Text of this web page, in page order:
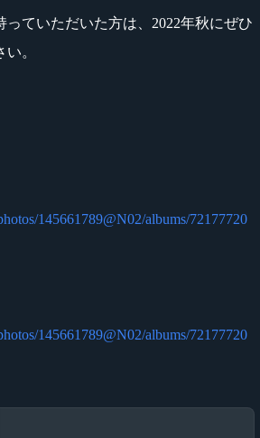
ていただいた方は、2022年秋にぜひ
。
145661789@N02/albums/72177720
145661789@N02/albums/72177720